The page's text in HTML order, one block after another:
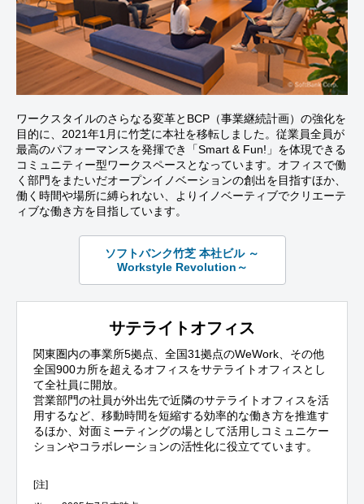
ワークスタイルのさらなる変革とBCP（事業継続計画）の強化を
目的に、2021年1月に竹芝に本社を移転しました。従業員全員が
最高のパフォーマンスを発揮でき「Smart & Fun!」を体現できる
コミュニティー型ワークスペースとなっています。オフィスで働
く部門をまたいだオープンイノベーションの創出を目指すほか、
働く時間や場所に縛られない、よりイノベーティブでクリエーテ
ィブな働き方を目指しています。
ソフトバンク竹芝 本社ビル ～
Workstyle Revolution～
サテライトオフィス
関東圏内の事業所5拠点、全国31拠点のWeWork、その他
全国900カ所を超えるオフィスをサテライトオフィスとし
て全社員に開放。
営業部門の社員が外出先で近隣のサテライトオフィスを活
用するなど、移動時間を短縮する効率的な働き方を推進す
るほか、対面ミーティングの場として活用しコミュニケー
ションやコラボレーションの活性化に役立てています。
[注]